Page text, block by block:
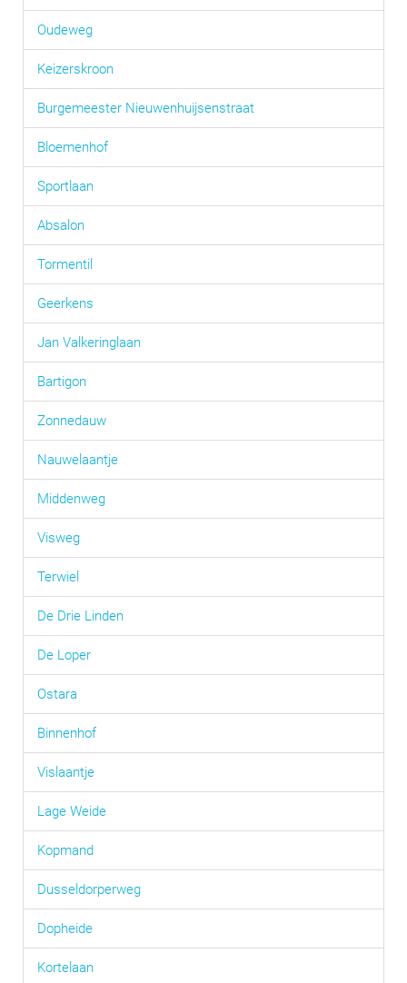
Oudeweg
Keizerskroon
Burgemeester Nieuwenhuijsenstraat
Bloemenhof
Sportlaan
Absalon
Tormentil
Geerkens
Jan Valkeringlaan
Bartigon
Zonnedauw
Nauwelaantje
Middenweg
Visweg
Terwiel
De Drie Linden
De Loper
Ostara
Binnenhof
Vislaantje
Lage Weide
Kopmand
Dusseldorperweg
Dopheide
Kortelaan